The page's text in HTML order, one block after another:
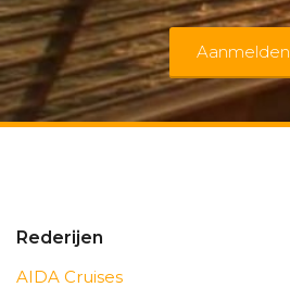
Aanmelden
Rederijen
AIDA Cruises